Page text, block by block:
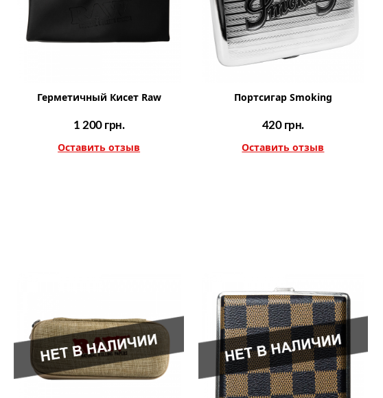
Герметичный Кисет Raw
1 200 грн.
Оставить отзыв
Портсигар Smoking
420 грн.
Оставить отзыв